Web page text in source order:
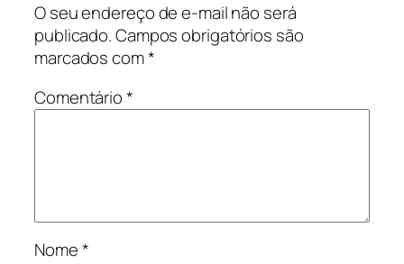
O seu endereço de e-mail não será
publicado.Campos obrigatórios são
marcados com*
Comentário*
Nome*